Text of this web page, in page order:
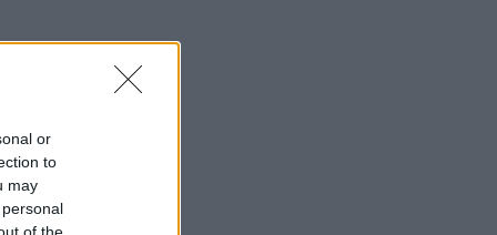
or
to
may